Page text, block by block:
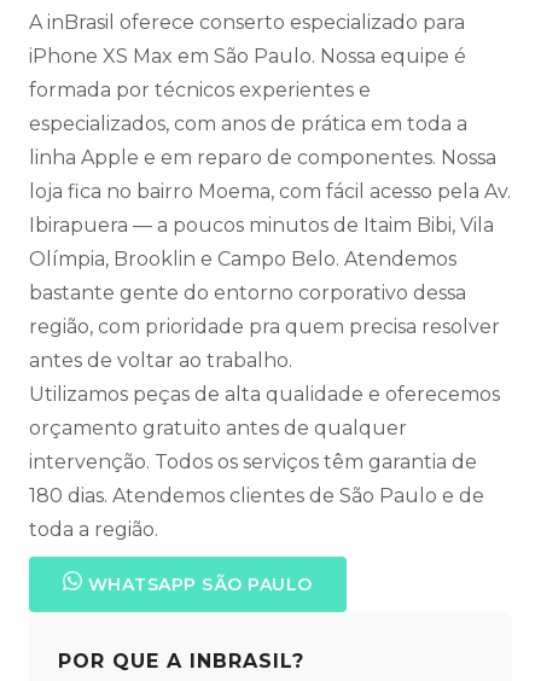
A inBrasil oferece conserto especializado para
iPhone XS Max em São Paulo. Nossa equipe é
formada por técnicos experientes e
especializados, com anos de prática em toda a
linha Apple e em reparo de componentes. Nossa
loja fica no bairro Moema, com fácil acesso pela Av.
Ibirapuera — a poucos minutos de Itaim Bibi, Vila
Olímpia, Brooklin e Campo Belo. Atendemos
bastante gente do entorno corporativo dessa
região, com prioridade pra quem precisa resolver
antes de voltar ao trabalho.
Utilizamos peças de alta qualidade e oferecemos
orçamento gratuito antes de qualquer
intervenção. Todos os serviços têm garantia de
180 dias. Atendemos clientes de São Paulo e de
toda a região.
WHATSAPP SÃO PAULO
POR QUE A INBRASIL?